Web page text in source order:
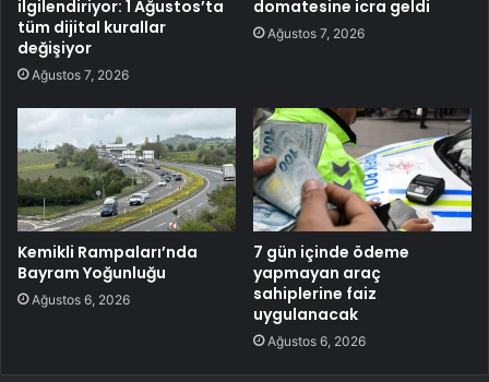
ilgilendiriyor: 1 Ağustos’ta
tüm dijital kurallar
değişiyor
Ağustos 7, 2026
domatesine icra geldi
Ağustos 7, 2026
Kemikli Rampaları’nda
Bayram Yoğunluğu
Ağustos 6, 2026
7 gün içinde ödeme
yapmayan araç
sahiplerine faiz
uygulanacak
Ağustos 6, 2026